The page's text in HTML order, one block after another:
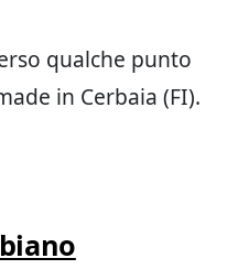
qualche punto
in Cerbaia (FI).